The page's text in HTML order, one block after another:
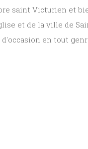
saint Victurien et
et de la ville de
en tout